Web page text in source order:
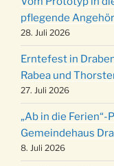
20.12.
der Kirche
24.12.
24.12.
24.12.
15:00 Uhr
24.12.
18:00 Uhr
pflegende
28. Juli 2026
Erntefest in
Rabea und
27. Juli 2026
„Ab in die
Gemeindehaus
8. Juli 2026